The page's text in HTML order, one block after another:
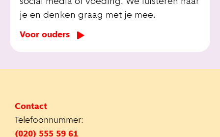
je en denken graag met je mee.
Voor ouders
Contact
Telefoonnummer:
(020) 555 59 61